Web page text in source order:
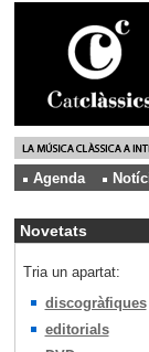
Agenda
Novetats
Tria un apartat:
discogràfiques
editorials